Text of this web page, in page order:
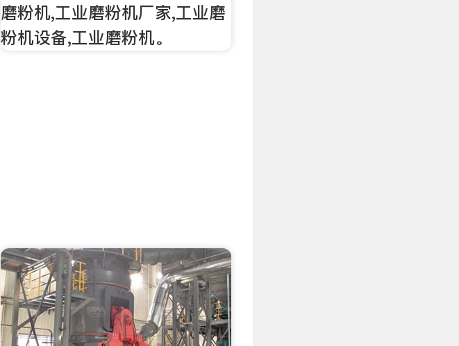
磨粉机,工业磨粉机厂家,工业磨
粉机设备,工业磨粉机。